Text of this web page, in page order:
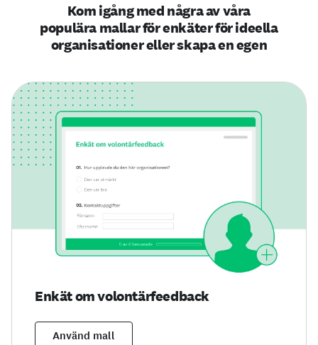
Kom igång med några av våra
populära mallar för enkäter för ideella
organisationer eller skapa en egen
Enkät om volontärfeedback
Använd mall